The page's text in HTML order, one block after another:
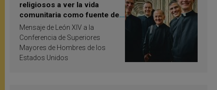
religiosos a ver la vida
comunitaria como fuente de
inspiración y santificación
Mensaje de León XIV a la
Conferencia de Superiores
Mayores de Hombres de los
Estados Unidos